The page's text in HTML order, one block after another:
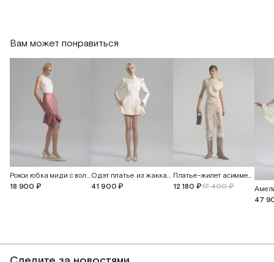
Вам может понравиться
Рокси юбка миди с воланом
18 900 ₽
Одэт платье из жаккардового шелка с бабочками
41 900 ₽
Платье-жилет асимметричное
12 180 ₽17 400 ₽
47